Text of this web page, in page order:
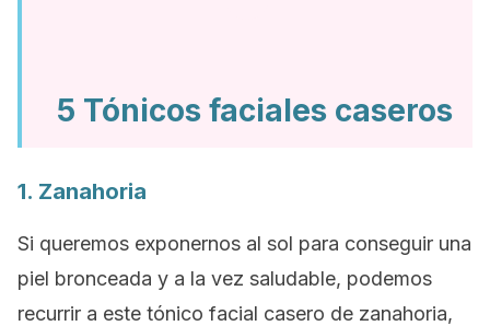
5 Tónicos faciales caseros
1. Zanahoria
Si queremos exponernos al sol para conseguir una
piel bronceada y a la vez saludable, podemos
recurrir a este tónico facial casero de zanahoria,